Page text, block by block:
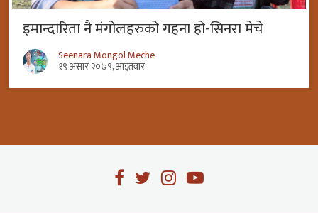
इमान्दारिता नै मंगोलहरुको गहना हो-सिनरा मेचे
Seenara Mongol Meche
१९ असार २०७९, आइतवार